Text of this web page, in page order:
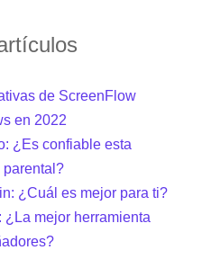
de ScreenFlow
en 2022
¿Es confiable esta
parental?
¿Cuál es mejor para ti?
mejor herramienta